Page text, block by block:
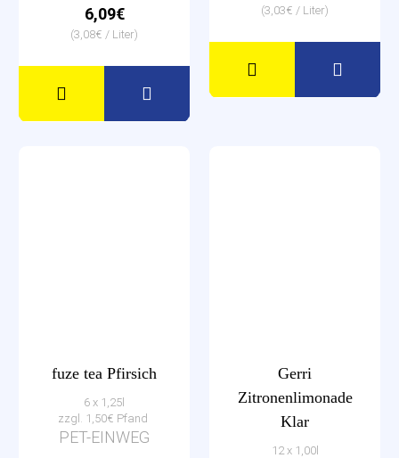
6,09€
(3,08€ / Liter)
(3,03€ / Liter)
fuze tea Pfirsich
6 x 1,25l
zzgl. 1,50€ Pfand
PET-EINWEG
Gerri
Zitronenlimonade
Klar
12 x 1,00l